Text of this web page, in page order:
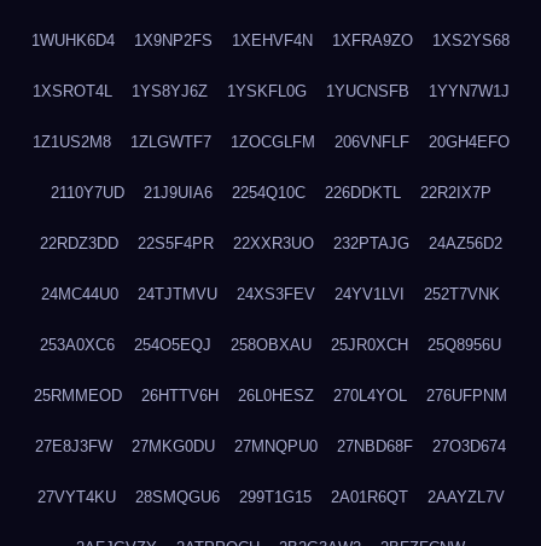
1WUHK6D4 1X9NP2FS 1XEHVF4N 1XFRA9ZO 1XS2YS68
1XSROT4L 1YS8YJ6Z 1YSKFL0G 1YUCNSFB 1YYN7W1J
1Z1US2M8 1ZLGWTF7 1ZOCGLFM 206VNFLF 20GH4EFO
2110Y7UD 21J9UIA6 2254Q10C 226DDKTL 22R2IX7P
22RDZ3DD 22S5F4PR 22XXR3UO 232PTAJG 24AZ56D2
24MC44U0 24TJTMVU 24XS3FEV 24YV1LVI 252T7VNK
253A0XC6 254O5EQJ 258OBXAU 25JR0XCH 25Q8956U
25RMMEOD 26HTTV6H 26L0HESZ 270L4YOL 276UFPNM
27E8J3FW 27MKG0DU 27MNQPU0 27NBD68F 27O3D674
27VYT4KU 28SMQGU6 299T1G15 2A01R6QT 2AAYZL7V